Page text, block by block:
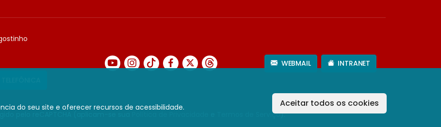
do seu site e oferecer recursos de acessibilidade.
Aceitar todos os cookies
WEBMAIL INTRANET
pelo reCAPTCHA (aplicam-se sua Termos de Serviço).